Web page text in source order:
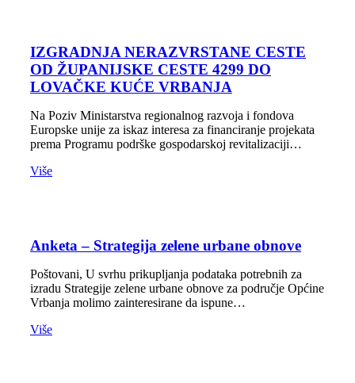
IZGRADNJA NERAZVRSTANE CESTE
OD ŽUPANIJSKE CESTE 4299 DO
LOVAČKE KUĆE VRBANJA
Na Poziv Ministarstva regionalnog razvoja i fondova
Europske unije za iskaz interesa za financiranje projekata
prema Programu podrške gospodarskoj revitalizaciji…
Više
Anketa – Strategija zelene urbane obnove
Poštovani, U svrhu prikupljanja podataka potrebnih za
izradu Strategije zelene urbane obnove za područje Općine
Vrbanja molimo zainteresirane da ispune…
Više